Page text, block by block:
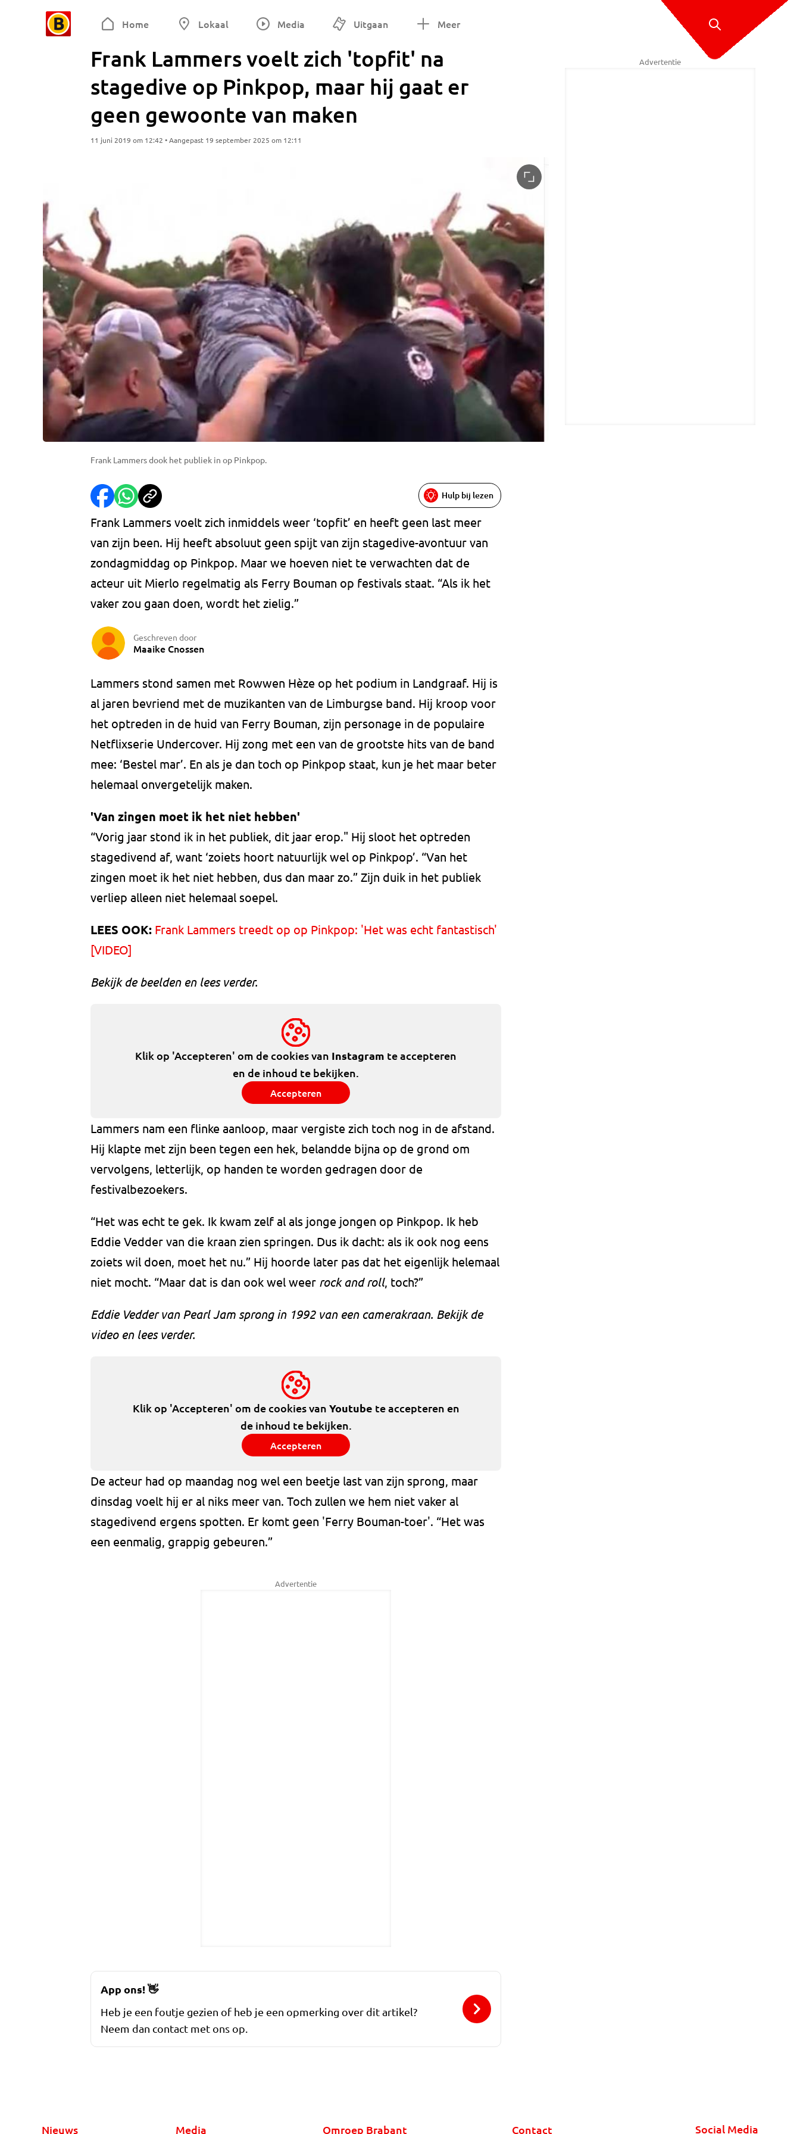
Home Lokaal Media Uitgaan Meer
Frank Lammers voelt zich 'topfit' na
stagedive op Pinkpop, maar hij gaat er
geen gewoonte van maken
11 juni 2019 om 12:42 • Aangepast 19 september 2025 om 12:11
Frank Lammers dook het publiek in op Pinkpop.
Hulp bij lezen
Frank Lammers voelt zich inmiddels weer ‘topfit’ en heeft geen last meer
van zijn been. Hij heeft absoluut geen spijt van zijn stagedive-avontuur van
zondagmiddag op Pinkpop. Maar we hoeven niet te verwachten dat de
acteur uit Mierlo regelmatig als Ferry Bouman op festivals staat. “Als ik het
vaker zou gaan doen, wordt het zielig.”
Geschreven door
Maaike Cnossen
Lammers stond samen met Rowwen Hèze op het podium in Landgraaf. Hij is
al jaren bevriend met de muzikanten van de Limburgse band. Hij kroop voor
het optreden in de huid van Ferry Bouman, zijn personage in de populaire
Netflixserie Undercover. Hij zong met een van de grootste hits van de band
mee: ‘Bestel mar’. En als je dan toch op Pinkpop staat, kun je het maar beter
helemaal onvergetelijk maken.
'Van zingen moet ik het niet hebben'
“Vorig jaar stond ik in het publiek, dit jaar erop." Hij sloot het optreden
stagedivend af, want ‘zoiets hoort natuurlijk wel op Pinkpop’. “Van het
zingen moet ik het niet hebben, dus dan maar zo.” Zijn duik in het publiek
verliep alleen niet helemaal soepel.
LEES OOK: Frank Lammers treedt op op Pinkpop: 'Het was echt fantastisch'
[VIDEO]
Bekijk de beelden en lees verder.
Klik op 'Accepteren' om de cookies van Instagram te accepteren
en de inhoud te bekijken.
Accepteren
Lammers nam een flinke aanloop, maar vergiste zich toch nog in de afstand.
Hij klapte met zijn been tegen een hek, belandde bijna op de grond om
vervolgens, letterlijk, op handen te worden gedragen door de
festivalbezoekers.
“Het was echt te gek. Ik kwam zelf al als jonge jongen op Pinkpop. Ik heb
Eddie Vedder van die kraan zien springen. Dus ik dacht: als ik ook nog eens
zoiets wil doen, moet het nu.” Hij hoorde later pas dat het eigenlijk helemaal
niet mocht. “Maar dat is dan ook wel weer rock and roll, toch?”
Eddie Vedder van Pearl Jam sprong in 1992 van een camerakraan. Bekijk de
video en lees verder.
Klik op 'Accepteren' om de cookies van Youtube te accepteren en
de inhoud te bekijken.
Accepteren
De acteur had op maandag nog wel een beetje last van zijn sprong, maar
dinsdag voelt hij er al niks meer van. Toch zullen we hem niet vaker al
stagedivend ergens spotten. Er komt geen 'Ferry Bouman-toer'. “Het was
een eenmalig, grappig gebeuren.”
Advertentie
Advertentie
App ons!👋
Heb je een foutje gezien of heb je een opmerking over dit artikel?
Neem dan contact met ons op.
Nieuws Media Omroep Brabant Contact Social Media